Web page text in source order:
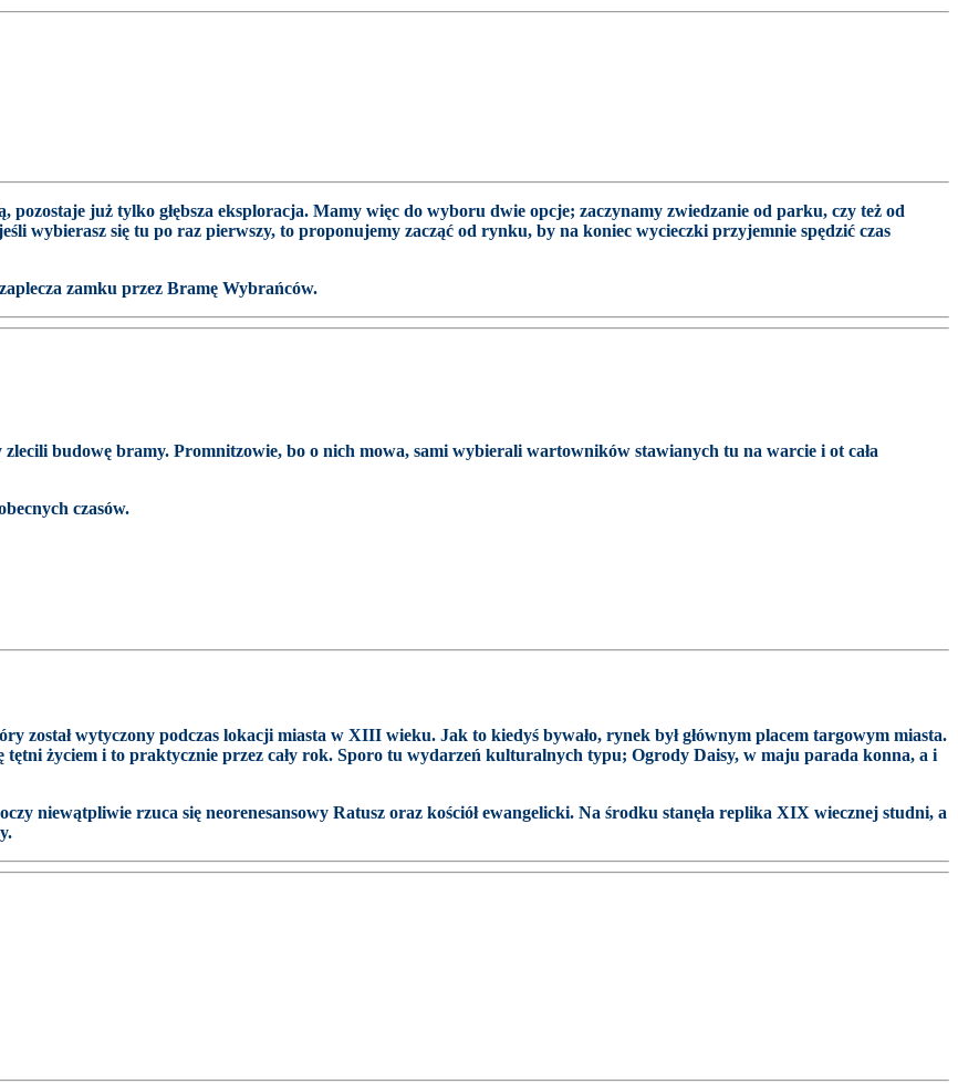
już tylko głębsza eksploracja. Mamy więc do wyboru dwie opcje; zaczynamy zwiedzanie od parku, czy też od
wybierasz się tu po raz pierwszy, to proponujemy zacząć od rynku, by na koniec wycieczki przyjemnie spędzić czas
zamku przez Bramę Wybrańców.
budowę bramy. Promnitzowie, bo o nich mowa, sami wybierali wartowników stawianych tu na warcie i ot cała
czasów.
został wytyczony podczas lokacji miasta w XIII wieku. Jak to kiedyś bywało, rynek był głównym placem targowym miasta.
życiem i to praktycznie przez cały rok. Sporo tu wydarzeń kulturalnych typu; Ogrody Daisy, w maju parada konna, a i
niewątpliwie rzuca się neorenesansowy Ratusz oraz kościół ewangelicki. Na środku stanęła replika XIX wiecznej studni, a